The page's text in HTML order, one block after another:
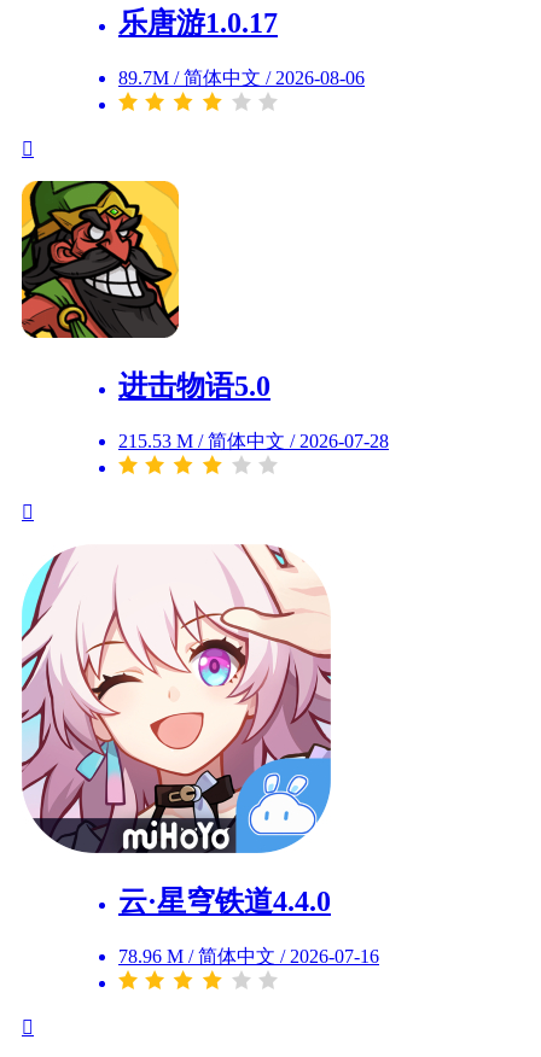
乐唐游1.0.17
89.7M / 简体中文 / 2026-08-06
进击物语5.0
215.53 M / 简体中文 / 2026-07-28
云·星穹铁道4.4.0
78.96 M / 简体中文 / 2026-07-16